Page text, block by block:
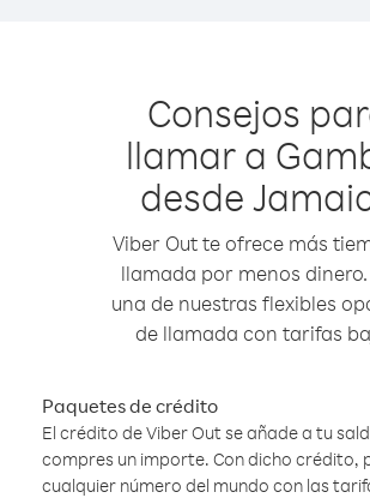
Consejos
llamar a
desde
Viber Out te ofrece más
llamada por menos dinero.
una de nuestras flexibles
de llamada con tarifas
Paquetes de crédito
El crédito de Viber Out se añade a tu
compres un importe. Con dicho crédito,
cualquier número del mundo con las